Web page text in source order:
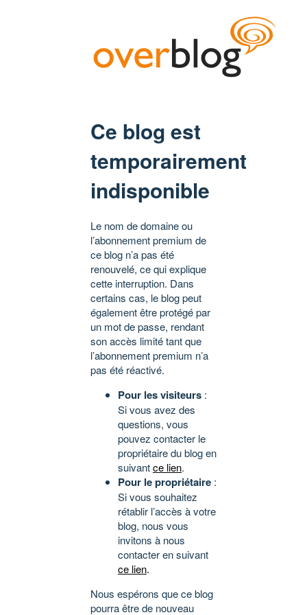
Ce blog est
temporairement
indisponible
Le nom de domaine ou
l’abonnement premium de
ce blog n’a pas été
renouvelé, ce qui explique
cette interruption. Dans
certains cas, le blog peut
également être protégé par
un mot de passe, rendant
son accès limité tant que
l’abonnement premium n’a
pas été réactivé.
Pour les visiteurs :
Si vous avez des
questions, vous
pouvez contacter le
propriétaire du blog en
suivantce lien.
Pour le propriétaire :
Si vous souhaitez
rétablir l’accès à votre
blog, nous vous
invitons à nous
contacter en suivant
ce lien.
Nous espérons que ce blog
pourra être de nouveau